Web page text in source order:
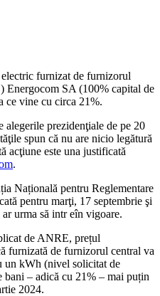
furnizat de furnizorul
Energocom SA (100% capital de
ce vine cu circa 21%.
alegerile prezidenţiale de pe 20
spun că nu are nicio legătură
acţiune este una justificată
.
Națională pentru Reglementare
pentru marţi, 17 septembrie şi
urma să intr eîn vigoare.
de ANRE, prețul
furnizată de furnizorul central va
un kWh (nivel solicitat de
bani – adică cu 21% – mai puțin
2024.